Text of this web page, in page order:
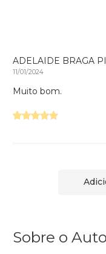
ADELAIDE BRAGA
11/01/2024
Muito bom.
Sobre o